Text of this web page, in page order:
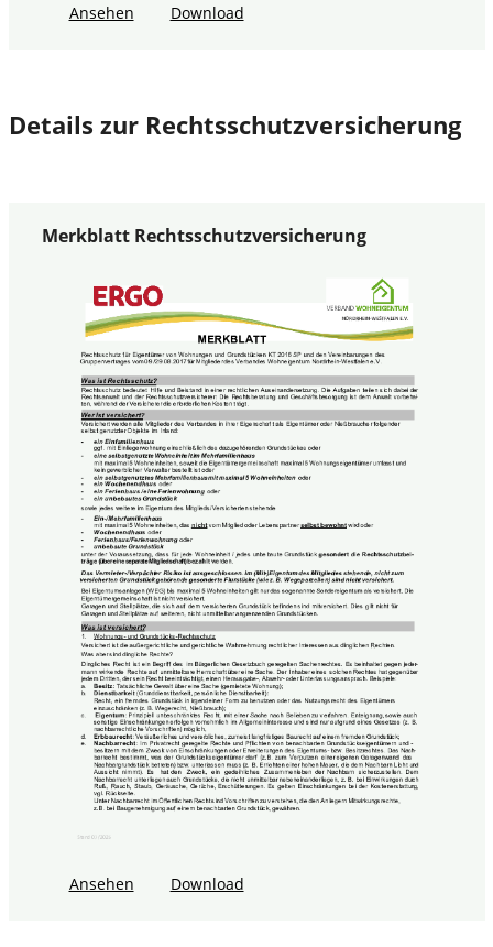
Ansehen Download
Details zur Rechtsschutzversicherung
Merkblatt Rechtsschutzversicherung
Ansehen Download